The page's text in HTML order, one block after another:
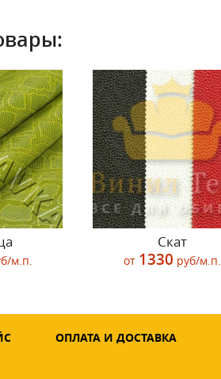
м.п.
Скат
от 1330 руб/м.п.
ОПЛАТА И ДОСТАВКА